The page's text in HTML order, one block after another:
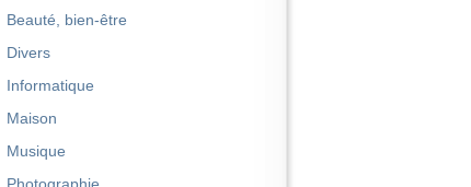
Beauté, bien-être
Divers
Informatique
Maison
Musique